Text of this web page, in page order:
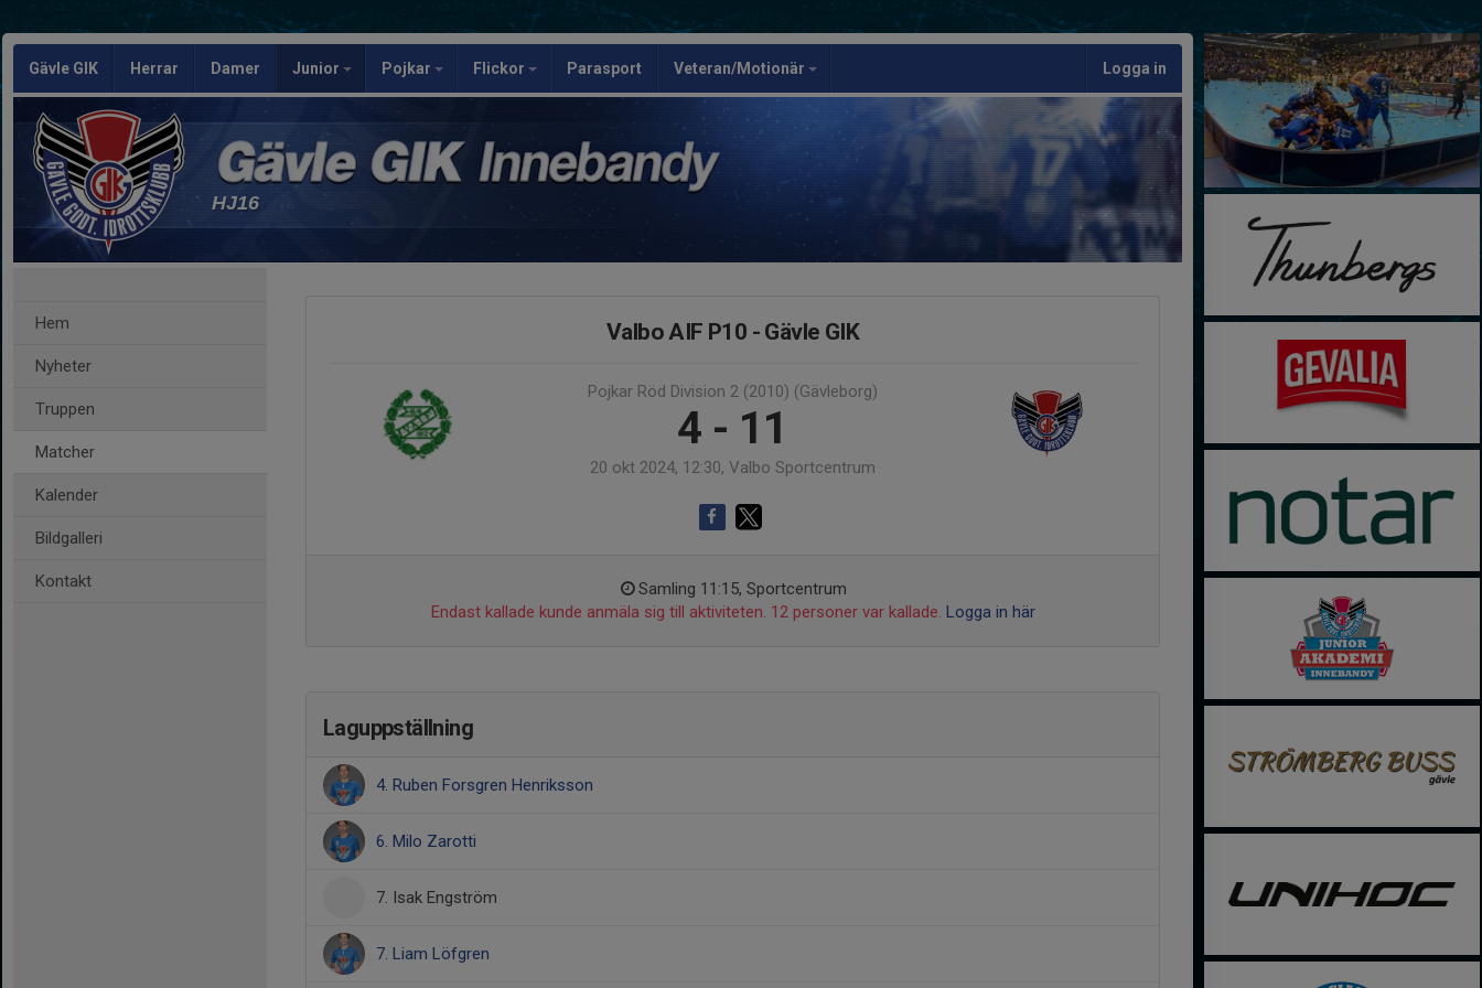
Gävle GIK Herrar Damer Junior Pojkar Flickor Parasport Veteran/Motionär Logga in
HJ16
Hem
Nyheter
Truppen
Matcher
Kalender
Bildgalleri
Kontakt
Valbo AIF P10 - Gävle GIK
Pojkar Röd Division 2 (2010) (Gävleborg)
4 - 11
20 okt 2024, 12:30, Valbo Sportcentrum
Samling 11:15, Sportcentrum
Endast kallade kunde anmäla sig till aktiviteten. 12 personer var kallade. Logga in här
Laguppställning
4. Ruben Forsgren Henriksson
6. Milo Zarotti
7. Isak Engström
7. Liam Löfgren